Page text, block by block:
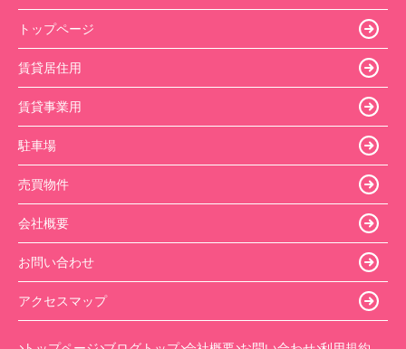
トップページ
賃貸居住用
賃貸事業用
駐車場
売買物件
会社概要
お問い合わせ
アクセスマップ